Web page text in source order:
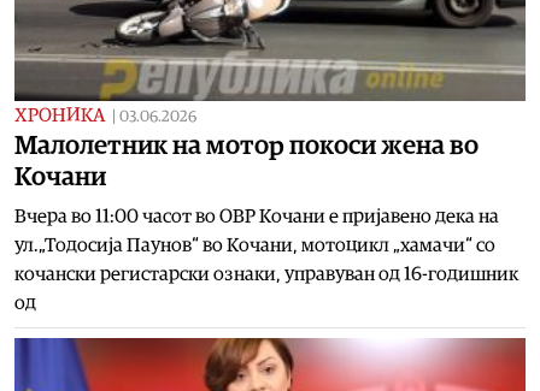
ХРОНИКА 03.06.2026
Малолетник на мотор покоси жена во
Кочани
Вчера во 11:00 часот во ОВР Кочани е пријавено дека на
ул.„Тодосија Паунов“ во Кочани, мотоцикл „хамачи“ со
кочански регистарски ознаки, управуван од 16-годишник
од